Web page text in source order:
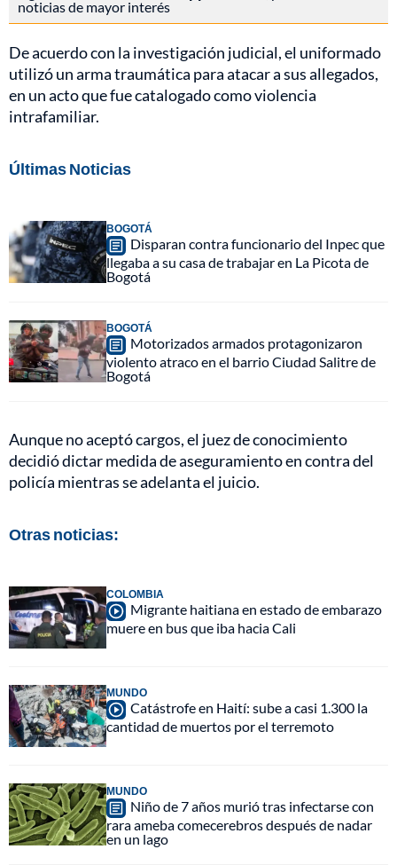
noticias de mayor interés
De acuerdo con la investigación judicial, el uniformado
utilizó un arma traumática para atacar a sus allegados,
en un acto que fue catalogado como violencia
intrafamiliar.
Últimas Noticias
BOGOTÁ
Disparan contra funcionario del Inpec que
llegaba a su casa de trabajar en La Picota de
Bogotá
BOGOTÁ
Motorizados armados protagonizaron
violento atraco en el barrio Ciudad Salitre de
Bogotá
Aunque no aceptó cargos, el juez de conocimiento
decidió dictar medida de aseguramiento en contra del
policía mientras se adelanta el juicio.
Otras noticias:
COLOMBIA
Migrante haitiana en estado de embarazo
muere en bus que iba hacia Cali
MUNDO
Catástrofe en Haití: sube a casi 1.300 la
cantidad de muertos por el terremoto
MUNDO
Niño de 7 años murió tras infectarse con
rara ameba comecerebros después de nadar
en un lago